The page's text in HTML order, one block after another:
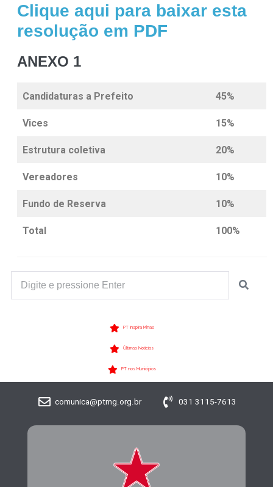
Clique aqui para baixar esta
resolução em PDF
ANEXO 1
Candidaturas a Prefeito 45%
Vices 15%
Estrutura coletiva 20%
Vereadores 10%
Fundo de Reserva 10%
Total 100%
PT Inspira Minas
Últimas Notícias
PT nos Municípios
comunica@ptmg.org.br 031 3115-7613